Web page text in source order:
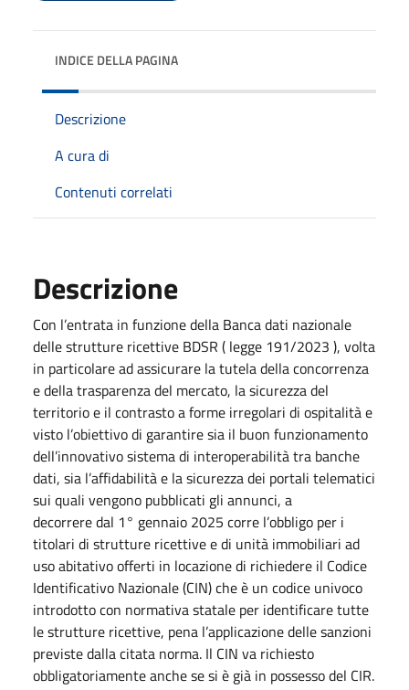
INDICE DELLA PAGINA
Descrizione
A cura di
Contenuti correlati
Descrizione
Con l’entrata in funzione della Banca dati nazionale
delle strutture ricettive BDSR ( legge 191/2023 ), volta
in particolare ad assicurare la tutela della concorrenza
e della trasparenza del mercato, la sicurezza del
territorio e il contrasto a forme irregolari di ospitalità e
visto l’obiettivo di garantire sia il buon funzionamento
dell’innovativo sistema di interoperabilità tra banche
dati, sia l’affidabilità e la sicurezza dei portali telematici
sui quali vengono pubblicati gli annunci, a
decorrere dal 1° gennaio 2025 corre l’obbligo per i
titolari di strutture ricettive e di unità immobiliari ad
uso abitativo offerti in locazione di richiedere il Codice
Identificativo Nazionale (CIN) che è un codice univoco
introdotto con normativa statale per identificare tutte
le strutture ricettive, pena l’applicazione delle sanzioni
previste dalla citata norma. Il CIN va richiesto
obbligatoriamente anche se si è già in possesso del CIR.